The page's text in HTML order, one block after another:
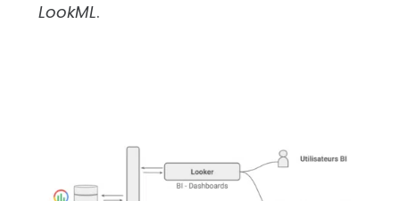
LookML.